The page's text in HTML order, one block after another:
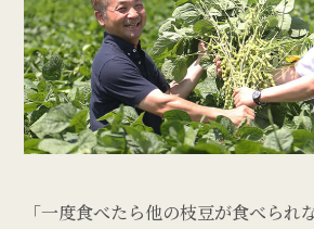
「一度食べたら他の枝豆が食べられ